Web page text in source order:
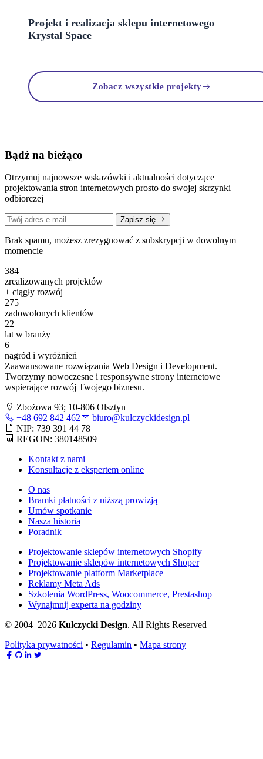
Projekt i realizacja sklepu internetowego
Krystal Space
Zobacz wszystkie projekty
Bądź na bieżąco
Otrzymuj najnowsze wskazówki i aktualności dotyczące
projektowania stron internetowych prosto do swojej skrzynki
odbiorczej
Zapisz się
Brak spamu, możesz zrezygnować z subskrypcji w dowolnym
momencie
384
zrealizowanych projektów
+ ciągły rozwój
275
zadowolonych klientów
22
lat w branży
6
nagród i wyróżnień
Zaawansowane rozwiązania Web Design i Development.
Tworzymy nowoczesne i responsywne strony internetowe
wspierające rozwój Twojego biznesu.
Zbożowa 93; 10-806 Olsztyn
+48 692 842 462
biuro@kulczyckidesign.pl
NIP: 739 391 44 78
REGON: 380148509
Kontakt z nami
Konsultacje z ekspertem online
O nas
Bramki płatności z niższą prowizją
Umów spotkanie
Nasza historia
Poradnik
Projektowanie sklepów internetowych Shopify
Projektowanie sklepów internetowych Shoper
Projektowanie platform Marketplace
Reklamy Meta Ads
Szkolenia WordPress, Woocommerce, Prestashop
Wynajmnij experta na godziny
© 2004–2026 Kulczycki Design. All Rights Reserved
Polityka prywatności • Regulamin • Mapa strony